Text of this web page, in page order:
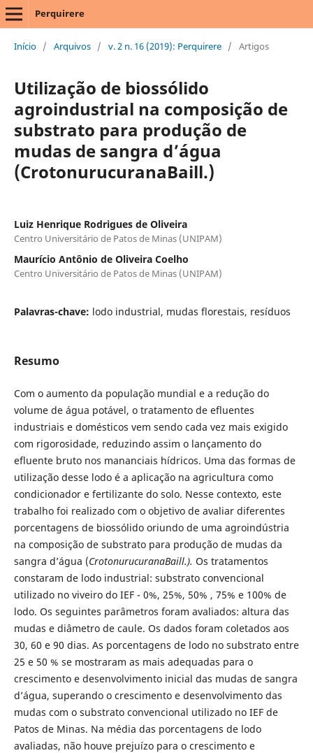
Perquirere
Início / Arquivos / v. 2 n. 16 (2019): Perquirere / Artigos
Utilização de biossólido
agroindustrial na composição de
substrato para produção de
mudas de sangra d’água
(CrotonurucuranaBaill.)
Luiz Henrique Rodrigues de Oliveira
Centro Universitário de Patos de Minas (UNIPAM)
Maurício Antônio de Oliveira Coelho
Centro Universitário de Patos de Minas (UNIPAM)
Palavras-chave: lodo industrial, mudas florestais, resíduos
Resumo
Com o aumento da população mundial e a redução do
volume de água potável, o tratamento de efluentes
industriais e domésticos vem sendo cada vez mais exigido
com rigorosidade, reduzindo assim o lançamento do
efluente bruto nos mananciais hídricos. Uma das formas de
utilização desse lodo é a aplicação na agricultura como
condicionador e fertilizante do solo. Nesse contexto, este
trabalho foi realizado com o objetivo de avaliar diferentes
porcentagens de biossólido oriundo de uma agroindústria
na composição de substrato para produção de mudas da
sangra d’água (CrotonurucuranaBaill.). Os tratamentos
constaram de lodo industrial: substrato convencional
utilizado no viveiro do IEF - 0%, 25%, 50% , 75% e 100% de
lodo. Os seguintes parâmetros foram avaliados: altura das
mudas e diâmetro de caule. Os dados foram coletados aos
30, 60 e 90 dias. As porcentagens de lodo no substrato entre
25 e 50 % se mostraram as mais adequadas para o
crescimento e desenvolvimento inicial das mudas de sangra
d’água, superando o crescimento e desenvolvimento das
mudas com o substrato convencional utilizado no IEF de
Patos de Minas. Na média das porcentagens de lodo
avaliadas, não houve prejuízo para o crescimento e